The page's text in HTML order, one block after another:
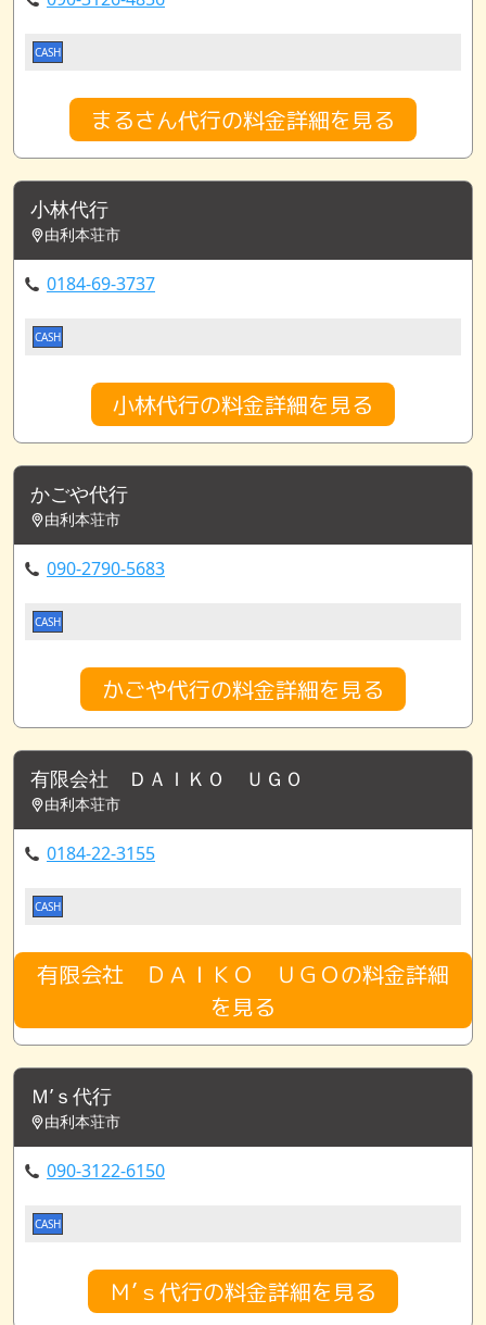
CASH
まるさん代行の料金詳細を見る
小林代行
由利本荘市
0184-69-3737
CASH
小林代行の料金詳細を見る
かごや代行
由利本荘市
090-2790-5683
CASH
かごや代行の料金詳細を見る
有限会社 ＤＡＩＫＯ ＵＧＯ
由利本荘市
0184-22-3155
CASH
有限会社 ＤＡＩＫＯ ＵＧＯの料金詳細
を見る
Ｍ’ｓ代行
由利本荘市
090-3122-6150
CASH
Ｍ’ｓ代行の料金詳細を見る